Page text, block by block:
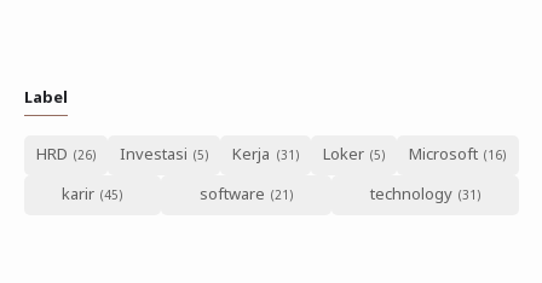
Label
HRD Investasi Kerja Loker
Microsoft
karir
software technology